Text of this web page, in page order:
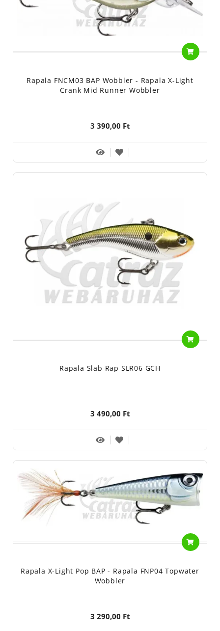
Rapala FNCM03 BAP Wobbler - Rapala X-Light
Crank Mid Runner Wobbler
3 390,00 Ft
Rapala Slab Rap SLR06 GCH
3 490,00 Ft
Rapala X-Light Pop BAP - Rapala FNP04 Topwater
Wobbler
3 290,00 Ft